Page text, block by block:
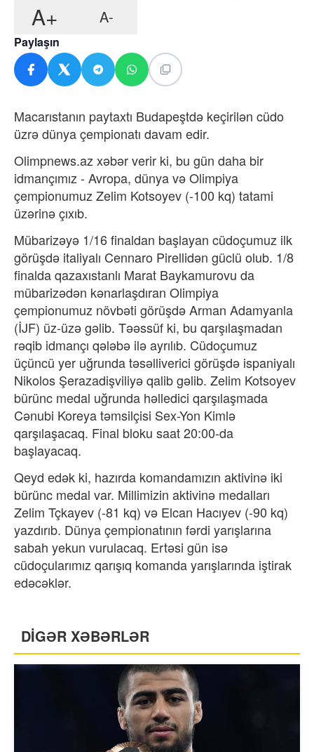
A+ A-
Paylaşın
Macarıstanın paytaxtı Budapeştdə keçirilən cüdo
üzrə dünya çempionatı davam edir.
Olimpnews.az xəbər verir ki, bu gün daha bir
idmançımız - Avropa, dünya və Olimpiya
çempionumuz Zelim Kotsoyev (-100 kq) tatami
üzərinə çıxıb.
Mübarizəyə 1/16 finaldan başlayan cüdoçumuz ilk
görüşdə italiyalı Cennaro Pirellidən güclü olub. 1/8
finalda qazaxıstanlı Marat Baykamurovu da
mübarizədən kənarlaşdıran Olimpiya
çempionumuz növbəti görüşdə Arman Adamyanla
(İJF) üz-üzə gəlib. Təəssüf ki, bu qarşılaşmadan
rəqib idmançı qələbə ilə ayrılıb. Cüdoçumuz
üçüncü yer uğrunda təsəlliverici görüşdə ispaniyalı
Nikolos Şerazadişviliyə qalib gəlib. Zelim Kotsoyev
bürünc medal uğrunda həlledici qarşılaşmada
Cənubi Koreya təmsilçisi Sex-Yon Kimlə
qarşılaşacaq. Final bloku saat 20:00-da
başlayacaq.
Qeyd edək ki, hazırda komandamızın aktivinə iki
bürünc medal var. Millimizin aktivinə medalları
Zelim Tçkayev (-81 kq) və Elcan Hacıyev (-90 kq)
yazdırıb. Dünya çempionatının fərdi yarışlarına
sabah yekun vurulacaq. Ertəsi gün isə
cüdoçularımız qarışıq komanda yarışlarında iştirak
edəcəklər.
DİGƏR XƏBƏRLƏR